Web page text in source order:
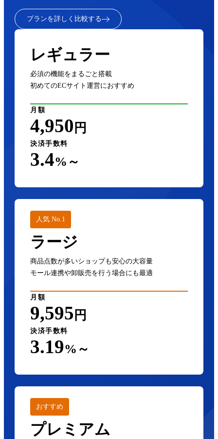
プランを詳しく比較する
レギュラー
必須の機能をまるごと搭載
初めてのECサイト運営におすすめ
月額
4,950 円
決済手数料
3.4%～
人気 No.1
ラージ
商品点数が多いショップも安心の大容量
モール連携や卸販売を行う場合にも最適
月額
9,595 円
決済手数料
3.19%～
おすすめ
プレミアム